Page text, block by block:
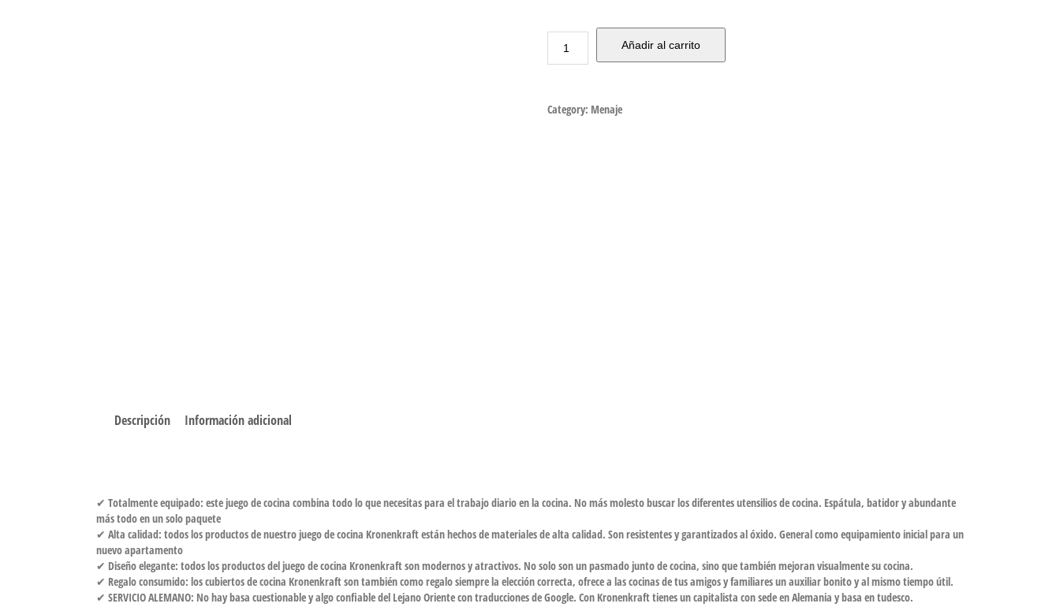
Añadir al carrito
Category: Menaje
Descripción Información adicional
✔ Totalmente equipado: este juego de cocina combina todo lo que necesitas para el trabajo diario en la cocina. No más molesto buscar los diferentes utensilios de cocina. Espátula, batidor y abundante
más todo en un solo paquete
✔ Alta calidad: todos los productos de nuestro juego de cocina Kronenkraft están hechos de materiales de alta calidad. Son resistentes y garantizados al óxido. General como equipamiento inicial para un
nuevo apartamento
✔ Diseño elegante: todos los productos del juego de cocina Kronenkraft son modernos y atractivos. No solo son un pasmado junto de cocina, sino que también mejoran visualmente su cocina.
✔ Regalo consumido: los cubiertos de cocina Kronenkraft son también como regalo siempre la elección correcta, ofrece a las cocinas de tus amigos y familiares un auxiliar bonito y al mismo tiempo útil.
✔ SERVICIO ALEMANO: No hay basa cuestionable y algo confiable del Lejano Oriente con traducciones de Google. Con Kronenkraft tienes un capitalista con sede en Alemania y basa en tudesco.